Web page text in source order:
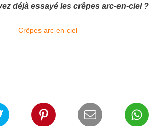
déjà essayé les crêpes arc-en-ciel ?